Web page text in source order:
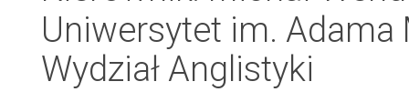
Uniwersytet im.
Wydział Anglistyki